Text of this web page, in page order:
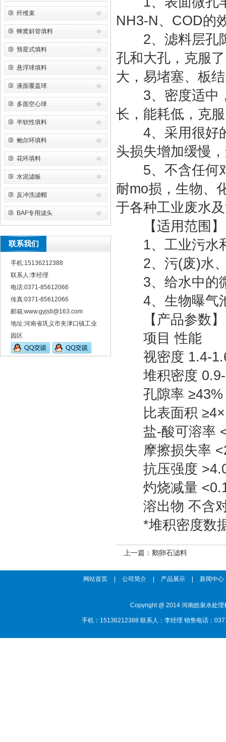
纤维束
蜂窝斜管填料
彗星式填料
悬浮球填料
液面覆盖球
多面空心球
半软性填料
鲍尔环填料
花环填料
水泥滤板
反冲洗滤帽
BAF专用滤头
联系我们
手机:15136212388
联系人:李经理
电话:0371-85612066
传真:0371-85612066
邮箱:www.gyjsll@163.com
地址:河南省巩义市夹津口镇工业
园区
NH3-N、COD的
2、滤料层孔隙
孔和大孔，克服
大，易堵塞、板
3、密度适中，
长，能耗低，克
4、采用很好的
头损失增加缓慢
5、不含任何对
耐mo损，生物、
于各种工业废水
【适用范围】
1、工业污水和
2、污(废)水、
3、给水中的微
4、生物曝气
【产品参数】
项目 性能
视密度 1.4-
堆积密度 0.9-
孔隙率 ≥43%
比表面积
盐-酸可溶率
摩擦损失率
抗压强度
灼烧减量
溶出物 不含对
*堆积密度数据
上一篇： 鹅卵石滤料
网站首页 公司简介 产品展示 新闻中心
Copyright @ 2014 河南皓泉水处
手机：15136212388 联系人：李经理 销售电话：